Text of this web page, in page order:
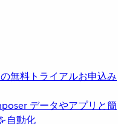
無料トライアルお申込み
データやアプリと簡
自動化